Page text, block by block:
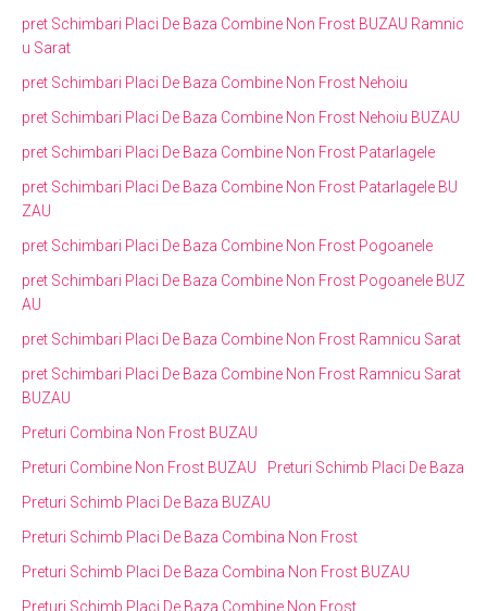
pret Schimbari Placi De Baza Combine Non Frost BUZAU Ramnic
u Sarat
pret Schimbari Placi De Baza Combine Non Frost Nehoiu
pret Schimbari Placi De Baza Combine Non Frost Nehoiu BUZAU
pret Schimbari Placi De Baza Combine Non Frost Patarlagele
pret Schimbari Placi De Baza Combine Non Frost Patarlagele BU
ZAU
pret Schimbari Placi De Baza Combine Non Frost Pogoanele
pret Schimbari Placi De Baza Combine Non Frost Pogoanele BUZ
AU
pret Schimbari Placi De Baza Combine Non Frost Ramnicu Sarat
pret Schimbari Placi De Baza Combine Non Frost Ramnicu Sarat
BUZAU
Preturi Combina Non Frost BUZAU
Preturi Combine Non Frost BUZAU
Preturi Schimb Placi De Baza
Preturi Schimb Placi De Baza BUZAU
Preturi Schimb Placi De Baza Combina Non Frost
Preturi Schimb Placi De Baza Combina Non Frost BUZAU
Preturi Schimb Placi De Baza Combine Non Frost